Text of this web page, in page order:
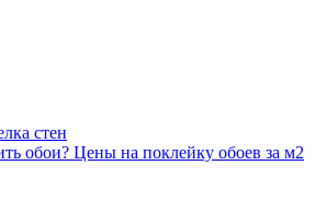
стен
обои? Цены на поклейку обоев за м2